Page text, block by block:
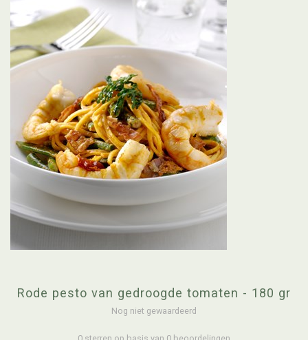
Rode pesto van gedroogde tomaten - 180 gr
Nog niet gewaardeerd